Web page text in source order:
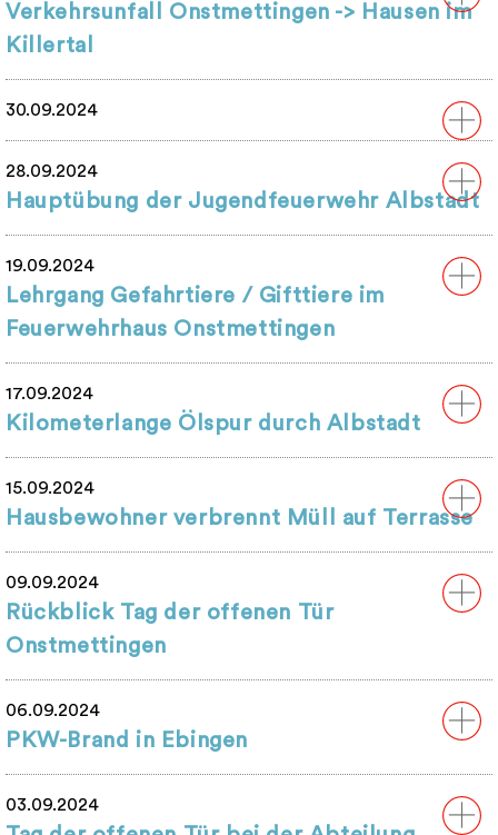
Verkehrsunfall Onstmettingen -> Hausen im
Killertal
30.09.2024
28.09.2024
Hauptübung der Jugendfeuerwehr Albstadt
19.09.2024
Lehrgang Gefahrtiere / Gifttiere im
Feuerwehrhaus Onstmettingen
17.09.2024
Kilometerlange Ölspur durch Albstadt
15.09.2024
Hausbewohner verbrennt Müll auf Terrasse
09.09.2024
Rückblick Tag der offenen Tür
Onstmettingen
06.09.2024
PKW-Brand in Ebingen
03.09.2024